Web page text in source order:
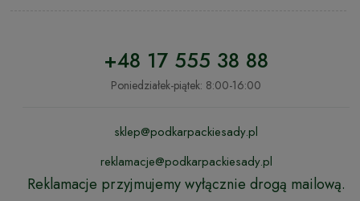
+48 17 555 38 88
Poniedziałek-piątek: 8:00-16:00
sklep@podkarpackiesady.pl
reklamacje@podkarpackiesady.pl
Reklamacje przyjmujemy wyłącznie drogą mailową.